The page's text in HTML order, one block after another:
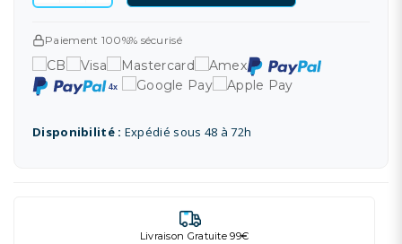
Paiement 100%% sécurisé
Disponibilité : Expédié sous 48 à 72h
Livraison Gratuite 99€